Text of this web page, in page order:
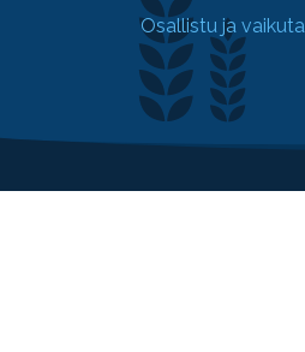
Osallistu ja vaikuta